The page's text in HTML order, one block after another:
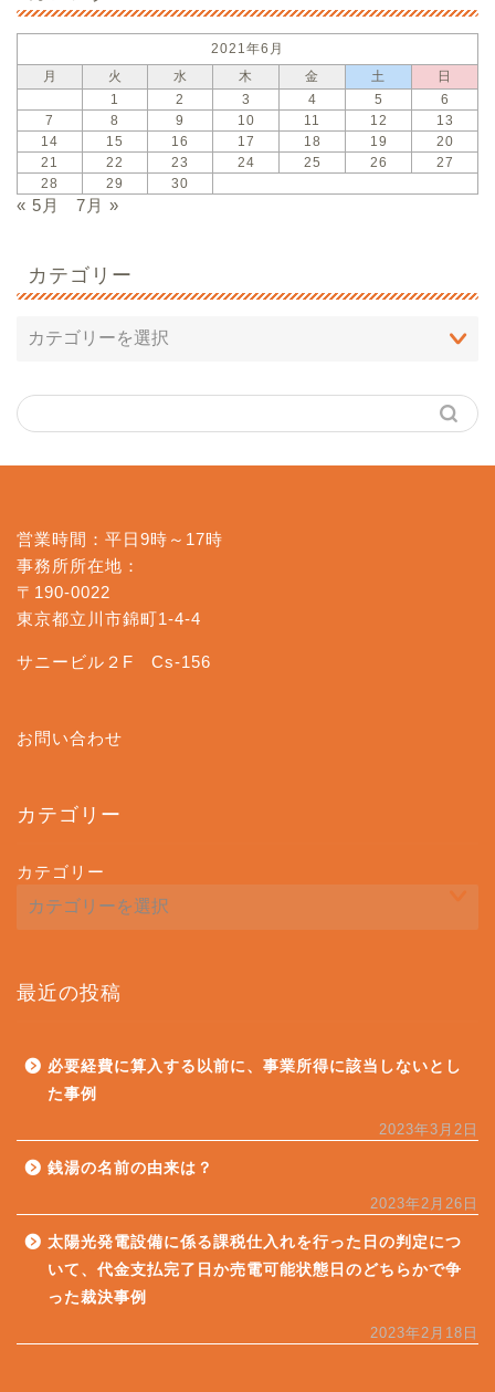
2021年6月
月
火 水 木 金 土
日
1
2 3 4 5
6
7
8 9 10 11 12
13
14
15 16 17 18 19
20
21
22 23 24 25 26
27
28
29 30
« 5月 7月 »
カテゴリー
営業時間：平日9時～17時
事務所所在地：
〒190-0022
東京都立川市錦町1-4-4
サニービル２F Cs-156
お問い合わせ
カテゴリー
カテゴリー
最近の投稿
必要経費に算入する以前に、事業所得に該当しないとし
た事例
2023年3月2日
銭湯の名前の由来は？
2023年2月26日
太陽光発電設備に係る課税仕入れを行った日の判定につ
いて、代金支払完了日か売電可能状態日のどちらかで争
った裁決事例
2023年2月18日